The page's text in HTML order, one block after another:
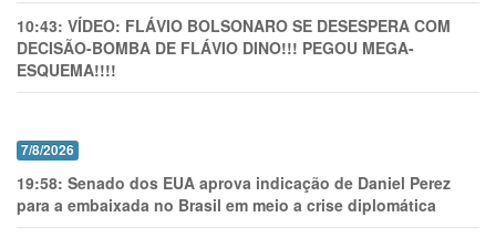
10:43: VÍDEO: FLÁVIO BOLSONARO SE DESESPERA COM
DECISÃO-BOMBA DE FLÁVIO DINO!!! PEGOU MEGA-
ESQUEMA!!!!
7/8/2026
19:58: Senado dos EUA aprova indicação de Daniel Perez
para a embaixada no Brasil em meio a crise diplomática